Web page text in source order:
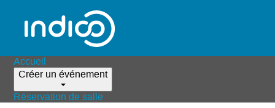
Accueil
Créer un événement
Réservation de salle